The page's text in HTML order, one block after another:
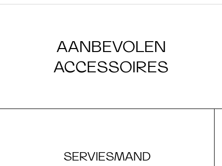
AANBEVOLEN
ACCESSOIRES
SERVIESMAND